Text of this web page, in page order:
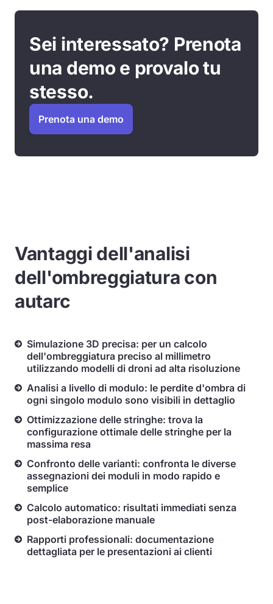
Sei interessato? Prenota
una demo e provalo tu
stesso.
Prenota una demo
Vantaggi dell'analisi
dell'ombreggiatura con
autarc
Simulazione 3D precisa: per un calcolo
dell'ombreggiatura preciso al millimetro
utilizzando modelli di droni ad alta risoluzione
Analisi a livello di modulo: le perdite d'ombra di
ogni singolo modulo sono visibili in dettaglio
Ottimizzazione delle stringhe: trova la
configurazione ottimale delle stringhe per la
massima resa
Confronto delle varianti: confronta le diverse
assegnazioni dei moduli in modo rapido e
semplice
Calcolo automatico: risultati immediati senza
post-elaborazione manuale
Rapporti professionali: documentazione
dettagliata per le presentazioni ai clienti